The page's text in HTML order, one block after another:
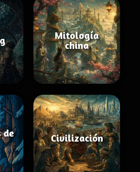
Mitología
china
de
Civilización